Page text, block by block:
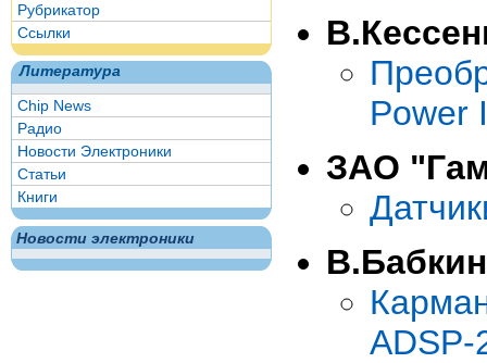
Рубрикатор
Ссылки
Литература
Chip News
Радио
Новости Электроники
Статьи
Книги
Новости электроники
Power
ЗАО
В.Бабкин
ADSP-